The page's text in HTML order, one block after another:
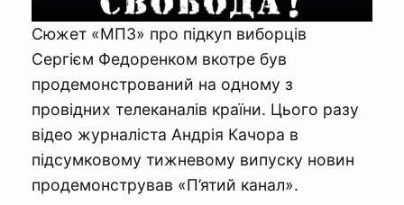
Сюжет «МПЗ» про підкуп виборців
Сергієм Федоренком вкотре був
продемонстрований на одному з
провідних телеканалів країни. Цього разу
відео журналіста Андрія Качора в
підсумковому тижневому випуску новин
продемонстрував «П’ятий канал».